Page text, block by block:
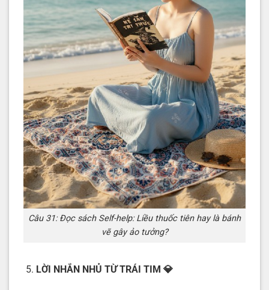
Câu 31: Đọc sách Self-help: Liều thuốc tiên hay là bánh
vẽ gây ảo tưởng?
LỜI NHẮN NHỦ TỪ TRÁI TIM 💎